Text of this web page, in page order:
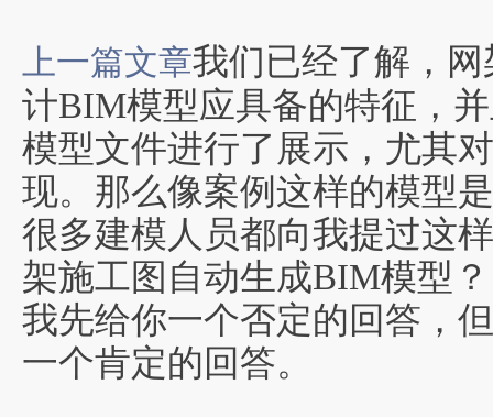
上一篇文章我们已经了解，
计BIM模型应具备的特征，
模型文件进行了展示，尤其
现。那么像案例这样的模型
很多建模人员都向我提过这
架施工图自动生成BIM模型？
我先给你一个否定的回答，
一个肯定的回答。